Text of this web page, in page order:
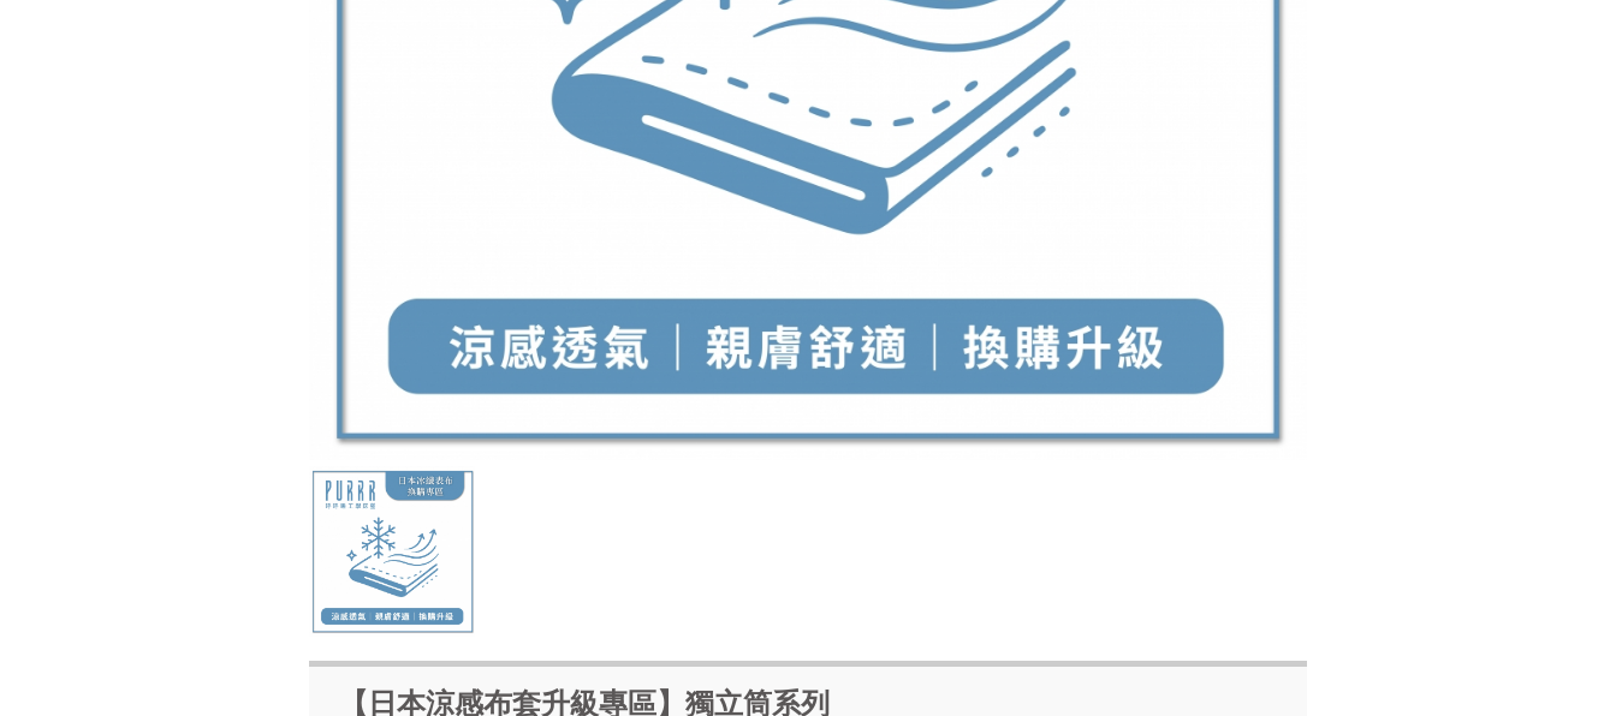
【日本涼感布套升級專區】獨立筒系列